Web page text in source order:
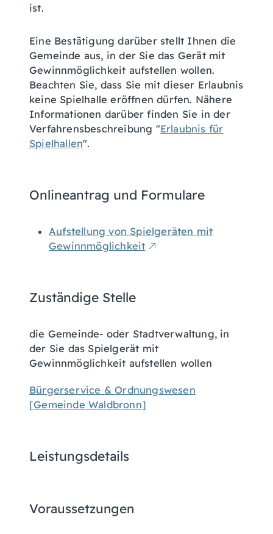
ist.
Eine Bestätigung darüber stellt Ihnen die
Gemeinde aus, in der Sie das Gerät mit
Gewinnmöglichkeit aufstellen wollen.
Beachten Sie, dass Sie mit dieser Erlaubnis
keine Spielhalle eröffnen dürfen. Nähere
Informationen darüber finden Sie in der
Verfahrensbeschreibung "Erlaubnis für
Spielhallen".
Onlineantrag und Formulare
Aufstellung von Spielgeräten mit
Gewinnmöglichkeit
Zuständige Stelle
die Gemeinde- oder Stadtverwaltung, in
der Sie das Spielgerät mit
Gewinnmöglichkeit aufstellen wollen
Bürgerservice & Ordnungswesen
[Gemeinde Waldbronn]
Leistungsdetails
Voraussetzungen